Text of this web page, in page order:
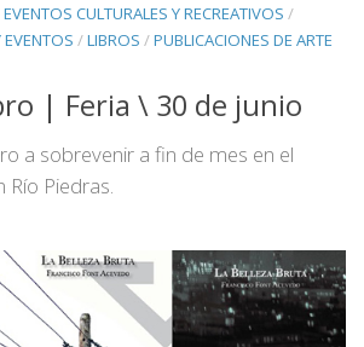
EVENTOS CULTURALES Y RECREATIVOS /
/LIBROS /PUBLICACIONES DE ARTE
| Feria \ 30 de junio
a sobrevenir a fin de mes en el
Río Piedras.